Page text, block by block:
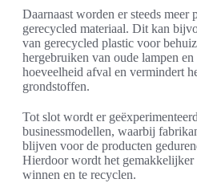
Daarnaast worden er steeds meer
gerecycled materiaal. Dit kan
van gerecycled plastic voor
hergebruiken van oude lampen
hoeveelheid afval en vermindert
grondstoffen.
Tot slot wordt er
businessmodellen, waarbij
blijven voor de producten
Hierdoor wordt het gemakkelijker
winnen en te recyclen.